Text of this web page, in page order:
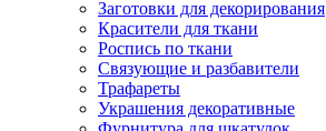
Заготовки для декорирования
Красители для ткани
Роспись по ткани
Связующие и разбавители
Трафареты
Украшения декоративные